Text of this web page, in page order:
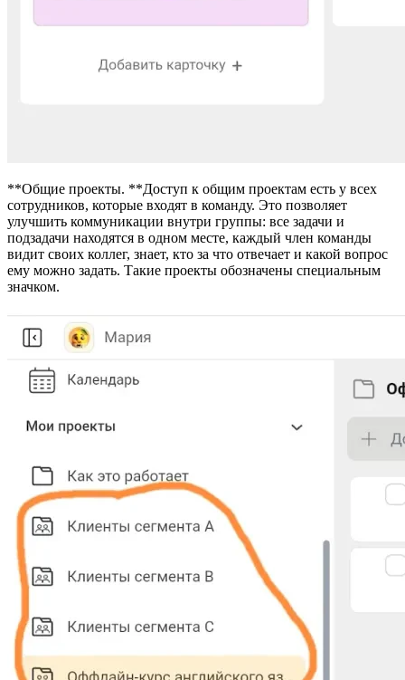
**Общие проекты. **Доступ к общим проектам есть у всех
сотрудников, которые входят в команду. Это позволяет
улучшить коммуникации внутри группы: все задачи и
подзадачи находятся в одном месте, каждый член команды
видит своих коллег, знает, кто за что отвечает и какой вопрос
ему можно задать. Такие проекты обозначены специальным
значком.